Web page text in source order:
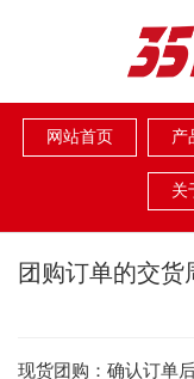
网站首页 产
关
团购订单的交货
现货团购：确认订单